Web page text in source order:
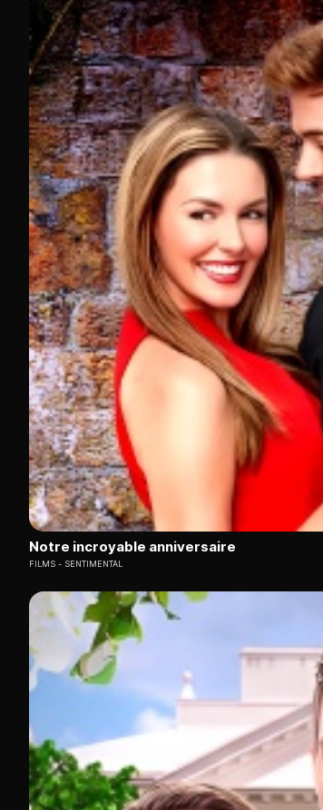
Notre incroyable anniversaire
FILMS SENTIMENTAL